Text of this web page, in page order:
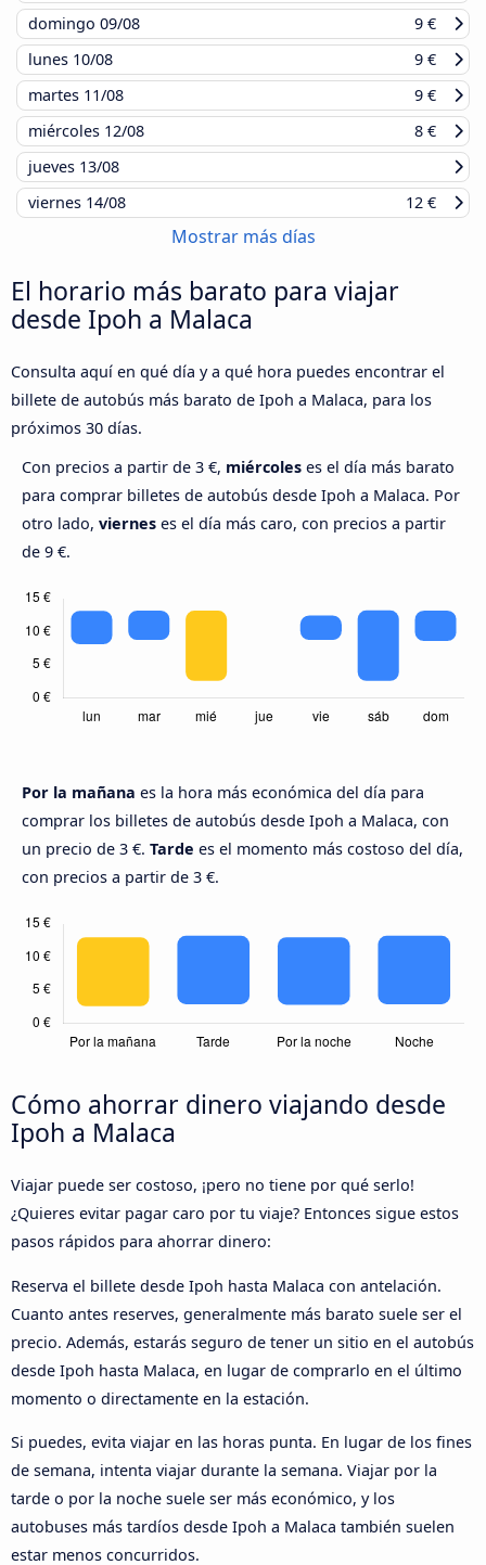
domingo 09/08
9 €
lunes 10/08
9 €
martes 11/08
9 €
miércoles 12/08
8 €
jueves 13/08
viernes 14/08 12 €
Mostrar más días
El horario más barato para viajar
desde Ipoh a Malaca
Consulta aquí en qué día y a qué hora puedes encontrar el
billete de autobús más barato de Ipoh a Malaca, para los
próximos 30 días.
Con precios a partir de 3 €, miércoles es el día más barato
para comprar billetes de autobús desde Ipoh a Malaca. Por
otro lado, viernes es el día más caro, con precios a partir
de 9 €.
Por la mañana es la hora más económica del día para
comprar los billetes de autobús desde Ipoh a Malaca, con
un precio de 3 €. Tarde es el momento más costoso del día,
con precios a partir de 3 €.
Cómo ahorrar dinero viajando desde
Ipoh a Malaca
Viajar puede ser costoso, ¡pero no tiene por qué serlo!
¿Quieres evitar pagar caro por tu viaje? Entonces sigue estos
pasos rápidos para ahorrar dinero:
Reserva el billete desde Ipoh hasta Malaca con antelación.
Cuanto antes reserves, generalmente más barato suele ser el
precio. Además, estarás seguro de tener un sitio en el autobús
desde Ipoh hasta Malaca, en lugar de comprarlo en el último
momento o directamente en la estación.
Si puedes, evita viajar en las horas punta. En lugar de los fines
de semana, intenta viajar durante la semana. Viajar por la
tarde o por la noche suele ser más económico, y los
autobuses más tardíos desde Ipoh a Malaca también suelen
estar menos concurridos.